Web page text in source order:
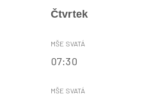
Čtvrtek
07:30